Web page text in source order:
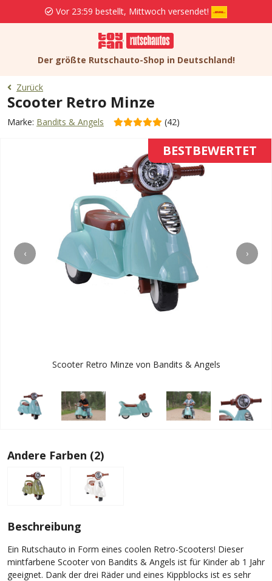
Vor 23:59 bestellt, Mittwoch versendet!
Der größte Rutschauto-Shop in Deutschland!
Zurück
Scooter Retro Minze
Marke: Bandits & Angels (42)
BESTBEWERTET
‹ ›
Scooter Retro Minze von Bandits & Angels
Andere Farben (2)
Beschreibung
Ein Rutschauto in Form eines coolen Retro-Scooters! Dieser
mintfarbene Scooter von Bandits & Angels ist für Kinder ab 1 Jahr
geeignet. Dank der drei Räder und eines Kippblocks ist es sehr